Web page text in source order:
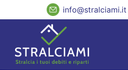
info@stralciami.it